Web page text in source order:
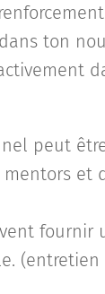
ton
peut
et
fournir